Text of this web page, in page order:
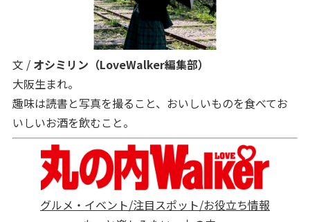
文 / オシミリン（LoveWalker編集部）
大阪生まれ。
趣味は読書と写真を撮ること、おいしいものを食べてお
いしいお酒を飲むこと。
グルメ・イベント/注目スポット/お役立ち情報